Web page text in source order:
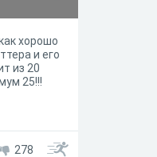
хорошо
и его
из 20
25!!!
278